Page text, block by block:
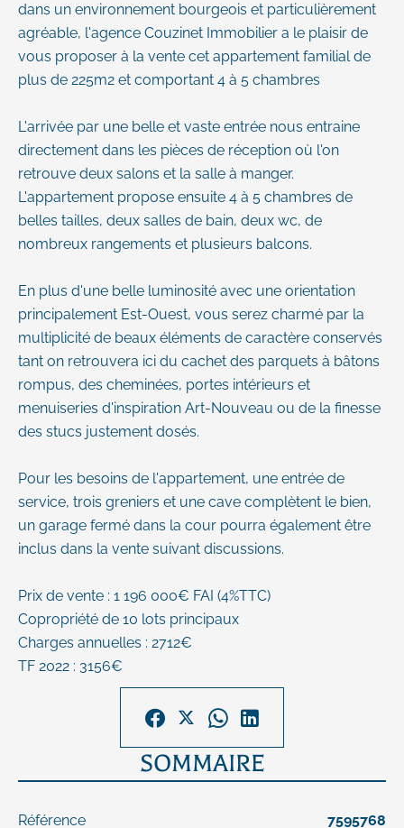
dans un environnement bourgeois et particulièrement
agréable, l'agence Couzinet Immobilier a le plaisir de
vous proposer à la vente cet appartement familial de
plus de 225m2 et comportant 4 à 5 chambres
L'arrivée par une belle et vaste entrée nous entraine
directement dans les pièces de réception où l'on
retrouve deux salons et la salle à manger.
L'appartement propose ensuite 4 à 5 chambres de
belles tailles, deux salles de bain, deux wc, de
nombreux rangements et plusieurs balcons.
En plus d'une belle luminosité avec une orientation
principalement Est-Ouest, vous serez charmé par la
multiplicité de beaux éléments de caractère conservés
tant on retrouvera ici du cachet des parquets à bâtons
rompus, des cheminées, portes intérieurs et
menuiseries d'inspiration Art-Nouveau ou de la finesse
des stucs justement dosés.
Pour les besoins de l'appartement, une entrée de
service, trois greniers et une cave complètent le bien,
un garage fermé dans la cour pourra également être
inclus dans la vente suivant discussions.
Prix de vente : 1 196 000€ FAI (4%TTC)
Copropriété de 10 lots principaux
Charges annuelles : 2712€
TF 2022 : 3156€
SOMMAIRE
Référence 7595768